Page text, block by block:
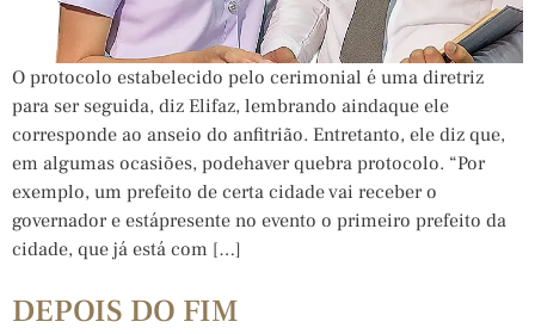
O protocolo estabelecido pelo cerimonial é uma diretriz
para ser seguida, diz Elifaz, lembrando aindaque ele
corresponde ao anseio do anfitrião. Entretanto, ele diz que,
em algumas ocasiões, podehaver quebra protocolo. “Por
exemplo, um prefeito de certa cidade vai receber o
governador e estápresente no evento o primeiro prefeito da
cidade, que já está com […]
DEPOIS DO FIM